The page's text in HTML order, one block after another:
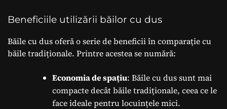
Beneficiile utilizării băilor cu dus
Băile cu dus oferă o serie de beneficii în comparație cu
băile tradiționale. Printre acestea se numără:
Economia de spațiu: Băile cu dus sunt mai
compacte decât băile tradiționale, ceea ce le
face ideale pentru locuințele mici.